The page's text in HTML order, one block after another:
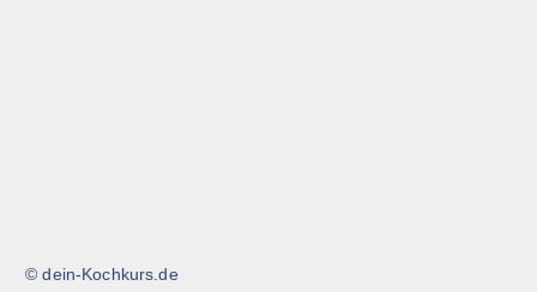
© dein-Kochkurs.de